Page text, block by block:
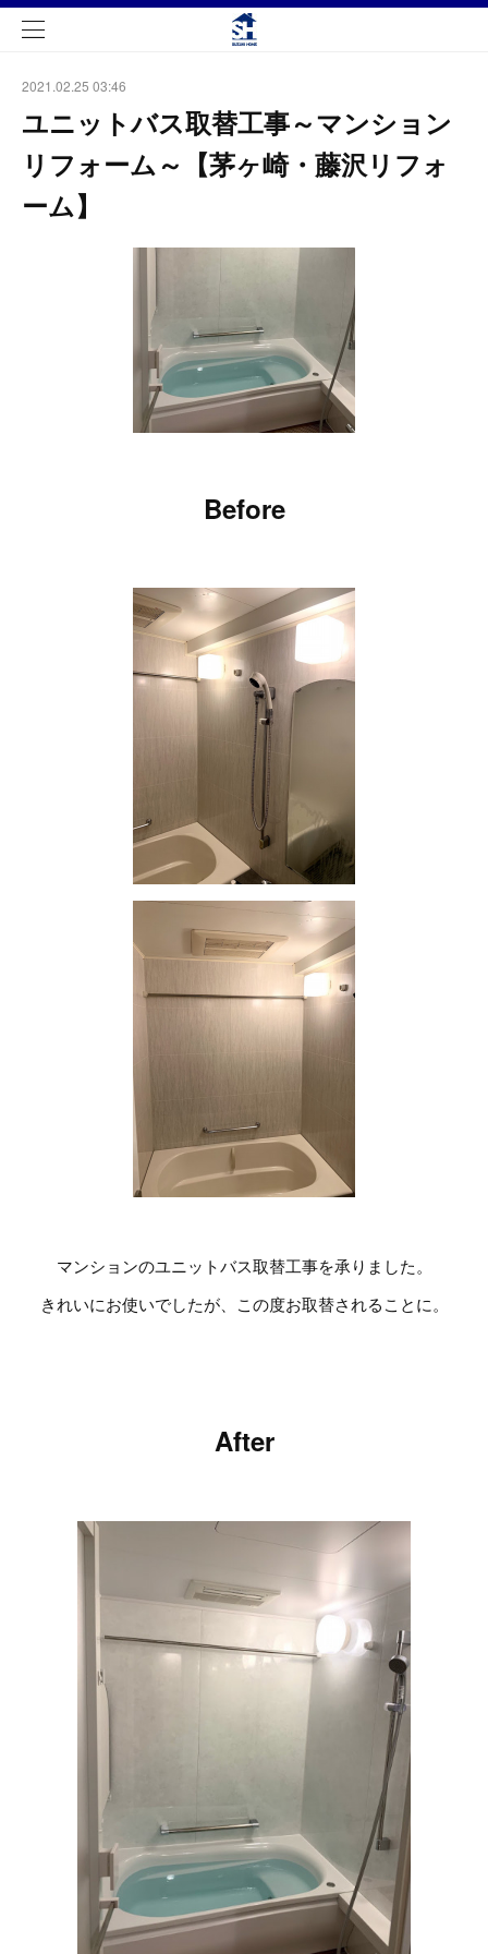
2021.02.25 03:46
ユニットバス取替工事～マンション
リフォーム～【茅ヶ崎・藤沢リフォ
ーム】
Before
マンションのユニットバス取替工事を承りました。
きれいにお使いでしたが、この度お取替されることに。
After